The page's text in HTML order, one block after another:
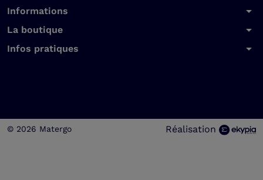
Informations arrow_drop_down
La boutique arrow_drop_down
Infos pratiques arrow_drop_down
© 2026 Matergo Réalisation